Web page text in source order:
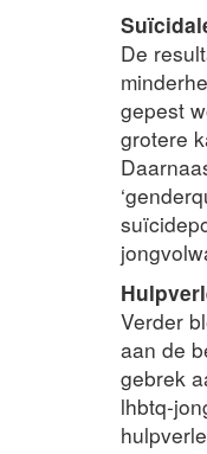
De
gepest
grotere
Verder
aan de
gebrek
lhbtq-